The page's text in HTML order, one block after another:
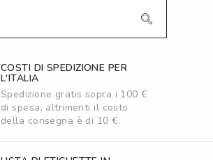
COSTI DI SPEDIZIONE PER
L'ITALIA
Spedizione gratis sopra i 100 €
di spesa, altrimenti il costo
della consegna è di 10 €.